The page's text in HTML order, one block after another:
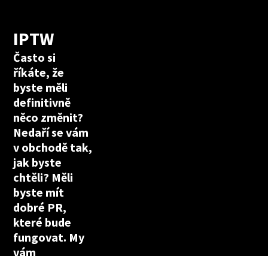
IPTW
Často si
říkáte, že
byste měli
definitivně
něco změnit?
Nedaří se vám
v obchodě tak,
jak byste
chtěli? Měli
byste mít
dobré PR,
které bude
fungovat. My
vám